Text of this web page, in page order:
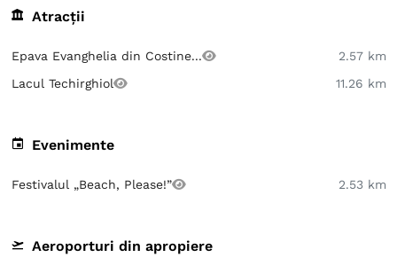
Atracții
Epava Evanghelia din Costine...
2.57 km
Lacul Techirghiol
11.26 km
Evenimente
Festivalul „Beach, Please!” 2.53 km
Aeroporturi din apropiere